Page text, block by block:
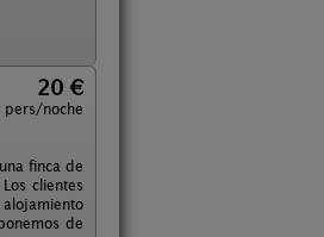
20 €
pers/noche
finca de
clientes
de